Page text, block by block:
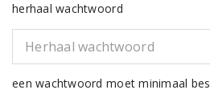
herhaal wachtwoord
een wachtwoord moet minimaal